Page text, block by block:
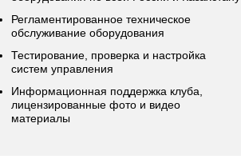
Регламентированное техническое
обслуживание оборудования
Тестирование, проверка и настройка
систем управления
Информационная поддержка клуба,
лицензированные фото и видео
материалы